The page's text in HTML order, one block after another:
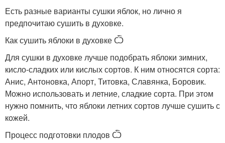
Есть разные варианты сушки яблок, но лично я
предпочитаю сушить в духовке.
Как сушить яблоки в духовке Ѽ
Для сушки в духовке лучше подобрать яблоки зимних,
кисло-сладких или кислых сортов. К ним относятся сорта:
Анис, Антоновка, Апорт, Титовка, Славянка, Боровик.
Можно использовать и летние, сладкие сорта. При этом
нужно помнить, что яблоки летних сортов лучше сушить с
кожей.
Процесс подготовки плодов Ѽ